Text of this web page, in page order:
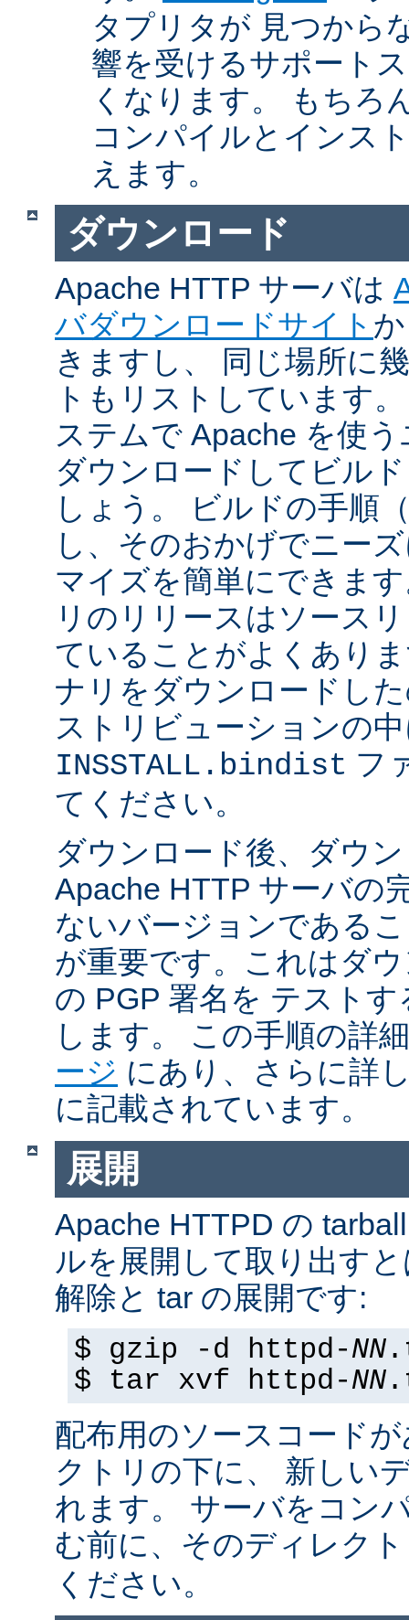
タプリタが 見つから
響を受けるサポート
くなります。 もちろ
コンパイルとインス
えます。
ダウンロード
Apache HTTP サーバは
バダウンロードサイト
きますし、 同じ場所に
トもリストしています
ステムで Apache を使
ダウンロードしてビル
しょう。 ビルドの手順
し、そのおかげでニー
マイズを簡単にできま
リのリリースはソース
ていることがよくあり
ナリをダウンロードし
ストリビューションの
INSSTALL.bindist フ
てください。
ダウンロード後、ダウ
Apache HTTP サーバの
ないバージョンである
が重要です。これはダ
の PGP 署名を テスト
します。 この手順の詳
ージ にあり、さらに詳
に記載されています。
展開
Apache HTTPD の
ルを展開して取り出す
解除と tar の展開です:
$ gzip -d httpd-NN
$ tar xvf httpd-NN
配布用のソースコード
クトリの下に、 新しい
れます。 サーバをコン
む前に、そのディレク
ください。